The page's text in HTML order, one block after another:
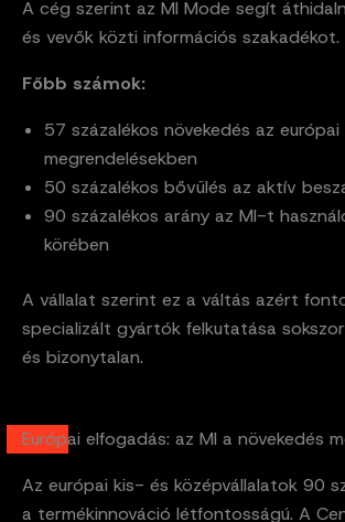
A cég szerint az MI Mode segít
és vevők közti információs szakadékot.
Főbb számok:
57 százalékos növekedés az európai
megrendelésekben
50 százalékos bővülés az aktív
90 százalékos arány az MI-t
körében
A vállalat szerint ez a váltás azért
specializált gyártók felkutatása sokszor
és bizonytalan.
Európai elfogadás: az MI a növekedés
Az európai kis- és középvállalatok 90
a termékinnováció létfontosságú. A